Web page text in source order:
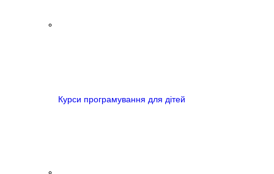
Курси програмування для дітей